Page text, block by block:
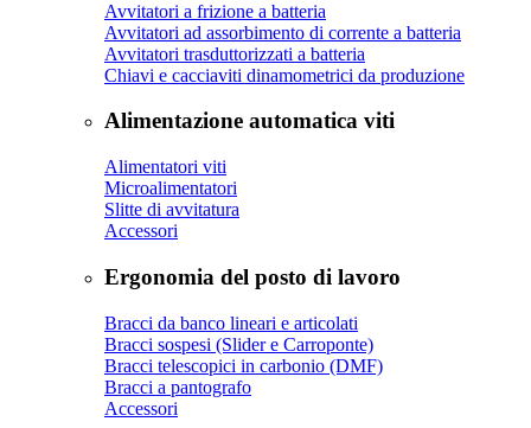
Avvitatori a frizione a batteria
Avvitatori ad assorbimento di corrente a batteria
Avvitatori trasduttorizzati a batteria
Chiavi e cacciaviti dinamometrici da produzione
Alimentazione automatica viti
Alimentatori viti
Microalimentatori
Slitte di avvitatura
Accessori
Ergonomia del posto di lavoro
Bracci da banco lineari e articolati
Bracci sospesi (Slider e Carroponte)
Bracci telescopici in carbonio (DMF)
Bracci a pantografo
Accessori